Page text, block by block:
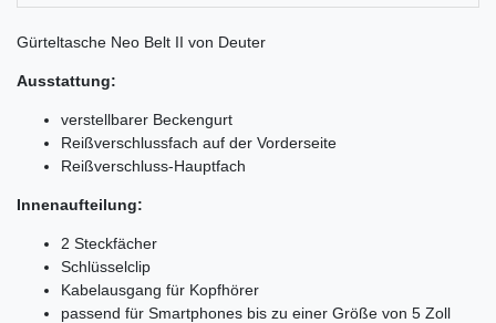
Gürteltasche Neo Belt II von Deuter
Ausstattung:
verstellbarer Beckengurt
Reißverschlussfach auf der Vorderseite
Reißverschluss-Hauptfach
Innenaufteilung:
2 Steckfächer
Schlüsselclip
Kabelausgang für Kopfhörer
passend für Smartphones bis zu einer Größe von 5 Zoll